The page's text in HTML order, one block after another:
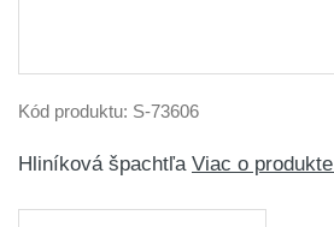
Kód produktu: S-73606
Hliníková špachtľa Viac o produkte